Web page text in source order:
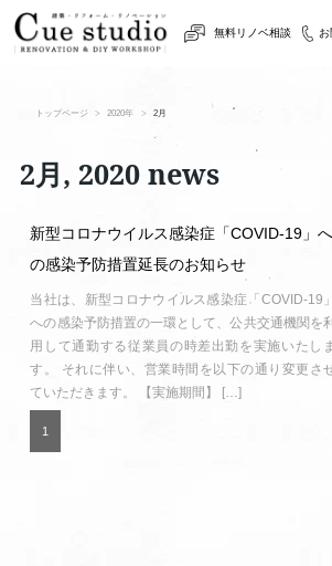
無料リノベ相談
トップページ 2020年 2月
2月, 2020 news
新型コロナウイルス感染症「COVID-19」へ
の感染予防措置延長のお知らせ
当社は、新型コロナウイルス感染症「COVID-19」
への感染予防措置の一環として、公共交通機関を
用して通勤する従業員の時差出勤を実施いたしま
す。 それに伴い、営業時間を以下の通り変更さ
ていただきます。 【実施期間】 […]
1